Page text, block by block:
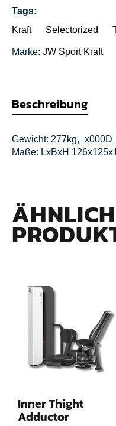
Tags:
Kraft
Selectorized
Marke: JW Sport Kraft
Beschreibung
Gewicht: 277kg,_x000D_
Maße: LxBxH
Inner Thight
Adductor